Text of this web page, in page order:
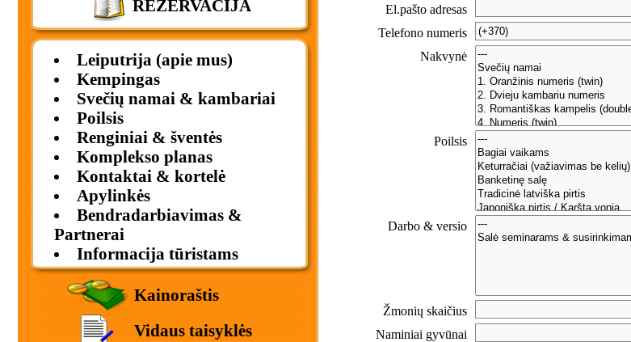
REZERVACIJA
Leiputrija (apie mus)
Kempingas
Svečių namai & kambariai
Poilsis
Renginiai & šventės
Komplekso planas
Kontaktai & kortelė
Apylinkės
Bendradarbiavimas &
Partnerai
Informacija tūristams
Kainoraštis
Vidaus taisyklės
El.pašto adresas
Telefono numeris
Nakvynė
Poilsis
Darbo & versio
Žmonių skaičius
Naminiai gyvūnai